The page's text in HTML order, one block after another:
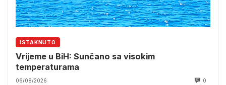
ISTAKNUTO
Vrijeme u BiH: Sunčano sa visokim
temperaturama
06/08/2026 0